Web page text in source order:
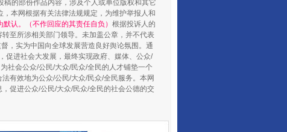
的部份作品内容，涉及个人或单位版权和其它
本网根据有关法律法规规定，为维护举报人和
认。（不作回应的其责任自负） 根据投诉人的
至所涉相关部门领导。未加盖公章，并不代表
，实为中国向全球发展营造良好舆论氛围。通
促进社会大发展，最终实现政府、媒体、公众/
社会公众/公民/大众/民众/全民的人才铺垫一个
有效地为公众/公民/大众/民众/全民服务。本网
促进公众/公民/大众/民众/全民的社会公德的交